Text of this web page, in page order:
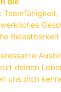
Teamfähigkeit,
Belastbarkeit
deinen
uns dich